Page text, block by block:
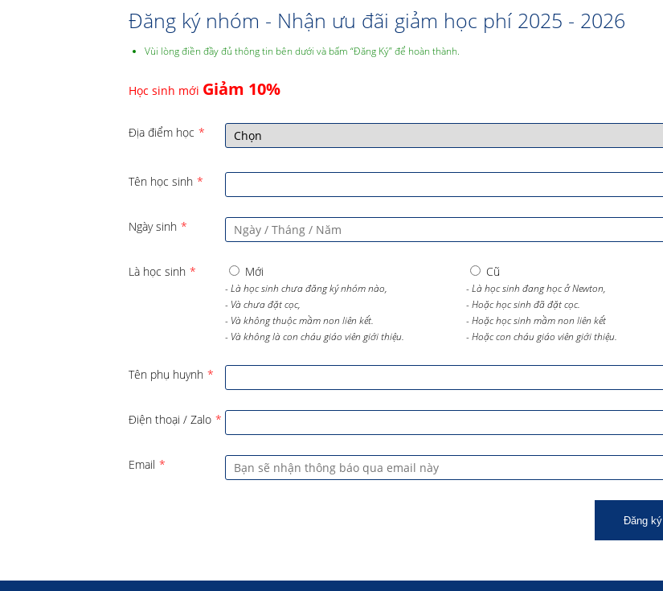
Đăng ký nhóm - Nhận ưu đãi giảm học phí 2025 - 2026
Vùi lòng điền đầy đủ thông tin bên dưới và bấm “Đăng Ký” để hoàn thành.
Học sinh mới Giảm 10%
Địa điểm học *
Tên học sinh *
Ngày sinh *
Là học sinh * Mới
- Là học sinh chưa đăng ký nhóm nào,
- Và chưa đặt cọc,
- Và không thuộc mầm non liên kết.
- Và không là con cháu giáo viên giới thiệu.
Cũ
- Là học sinh đang học ở Newton,
- Hoặc học sinh đã đặt cọc.
- Hoặc học sinh mầm non liên kết
- Hoặc con cháu giáo viên giới thiệu.
Tên phụ huynh *
Điện thoại / Zalo *
Email *
Đăng ký